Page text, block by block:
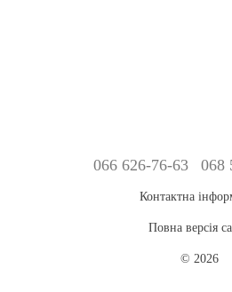
066 626-76-63 068
Контактна
Повна версія
© 2026